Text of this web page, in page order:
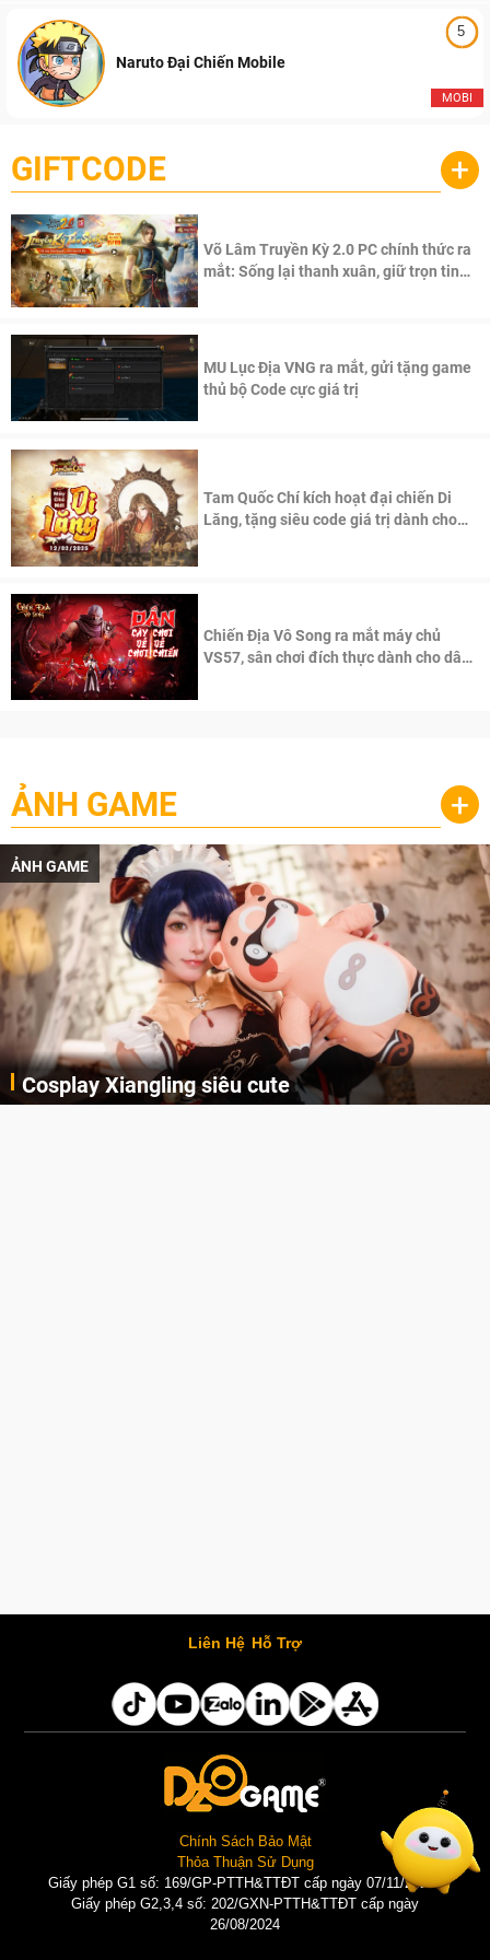
5
MOBI
Naruto Đại Chiến Mobile
GIFTCODE +
Võ Lâm Truyền Kỳ 2.0 PC chính thức ra
mắt: Sống lại thanh xuân, giữ trọn tinh
MU Lục Địa VNG ra mắt, gửi tặng game
thủ bộ Code cực giá trị
Tam Quốc Chí kích hoạt đại chiến Di
Lăng, tặng siêu code giá trị dành cho
Chiến Địa Vô Song ra mắt máy chủ
VS57, sân chơi đích thực dành cho dân
ẢNH GAME +
ẢNH GAME
Cosplay Xiangling siêu cute
Liên Hệ Hỗ Trợ
Chính Sách Bảo Mật
Thỏa Thuận Sử Dụng
Giấy phép G1 số: 169/GP-PTTH&TTĐT cấp ngày 07/11/2025 |
Giấy phép G2,3,4 số: 202/GXN-PTTH&TTĐT cấp ngày
26/08/2024